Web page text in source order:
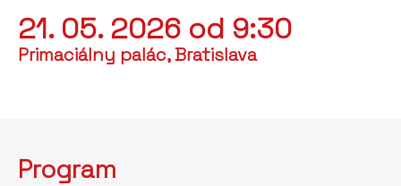
21. 05. 2026 od 9:30
Primaciálny palác, Bratislava
Program